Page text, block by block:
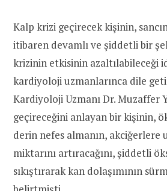
Kalp krizi geçirecek kişinin,
itibaren devamlı ve şiddetli bir
krizinin etkisinin azaltılabileceği
kardiyoloji uzmanlarınca dile
Kardiyoloji Uzmanı Dr. Muzaffer
geçireceğini anlayan bir kişinin,
derin nefes almanın, akciğerlere
miktarını artıracağını, şiddetli
sıkıştırarak kan dolaşımının